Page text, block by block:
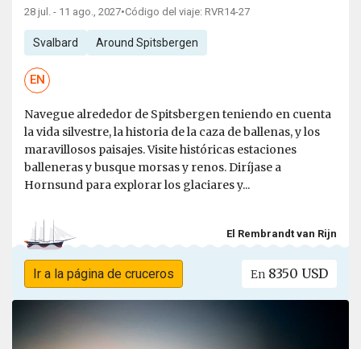
28 jul. - 11 ago., 2027•Código del viaje: RVR14-27
Svalbard Around Spitsbergen
EN
Navegue alrededor de Spitsbergen teniendo en cuenta
la vida silvestre, la historia de la caza de ballenas, y los
maravillosos paisajes. Visite históricas estaciones
balleneras y busque morsas y renos. Diríjase a
Hornsund para explorar los glaciares y...
El Rembrandt van Rijn
Ir a la página de cruceros En 8350 USD